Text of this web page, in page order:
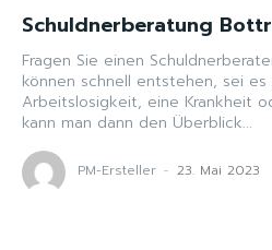
Schuldnerberatung
Fragen Sie einen Schuldnerberater Einleitung:
können schnell entstehen, sei
Arbeitslosigkeit, eine Krankheit
kann man dann den Überblick...
PM-Ersteller - 23. Mai 2023